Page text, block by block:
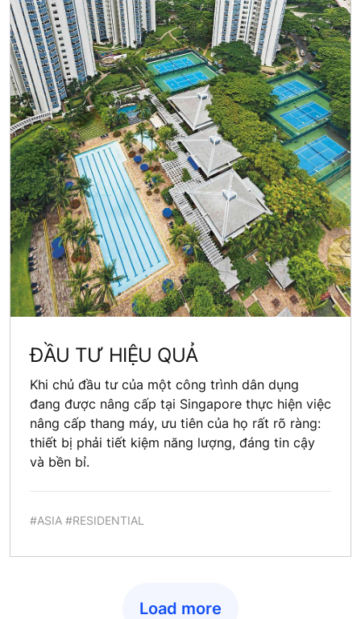
ĐẦU TƯ HIỆU QUẢ
Khi chủ đầu tư của một công trình dân dụng
đang được nâng cấp tại Singapore thực hiện việc
nâng cấp thang máy, ưu tiên của họ rất rõ ràng:
thiết bị phải tiết kiệm năng lượng, đáng tin cậy
và bền bỉ.
#ASIA #RESIDENTIAL
Load more